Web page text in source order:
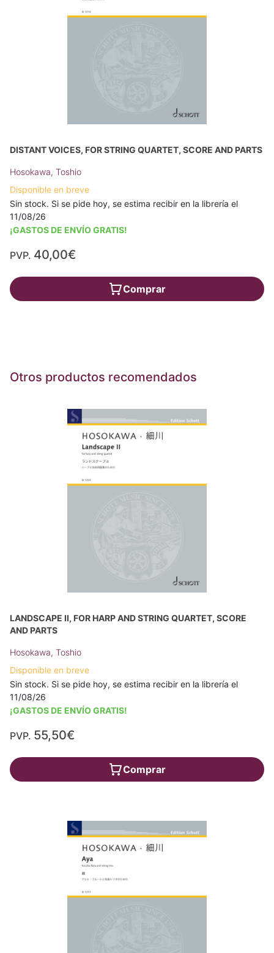
DISTANT VOICES, FOR STRING QUARTET, SCORE AND PARTS
Hosokawa, Toshio
Disponible en breve
Sin stock. Si se pide hoy, se estima recibir en la librería el
11/08/26
¡GASTOS DE ENVÍO GRATIS!
PVP. 40,00€
Comprar
Otros productos recomendados
LANDSCAPE II, FOR HARP AND STRING QUARTET, SCORE
AND PARTS
Hosokawa, Toshio
Disponible en breve
Sin stock. Si se pide hoy, se estima recibir en la librería el
11/08/26
¡GASTOS DE ENVÍO GRATIS!
PVP. 55,50€
Comprar